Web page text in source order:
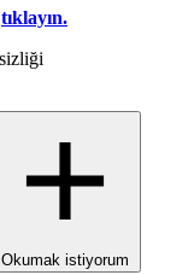
tıklayın.
Okumak istiyorum